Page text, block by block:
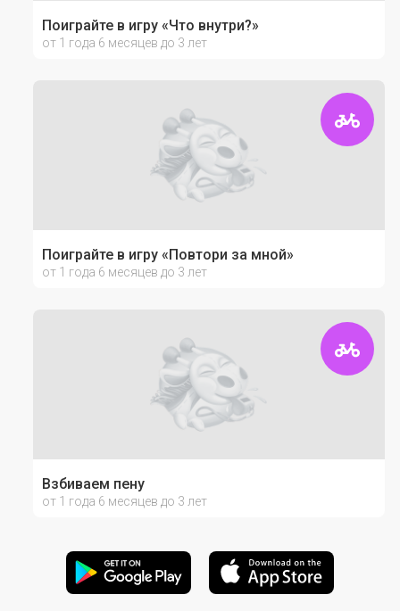
Поиграйте в игру «Что внутри?»
от 1 года 6 месяцев до 3 лет
Поиграйте в игру «Повтори за мной»
от 1 года 6 месяцев до 3 лет
Взбиваем пену
от 1 года 6 месяцев до 3 лет